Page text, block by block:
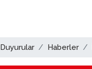
Duyurular Haberler